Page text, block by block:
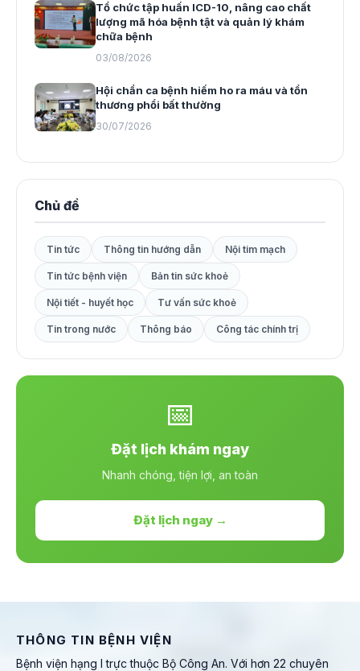
Tổ chức tập huấn ICD-10, nâng cao chất
lượng mã hóa bệnh tật và quản lý khám
chữa bệnh
03/08/2026
Hội chẩn ca bệnh hiếm ho ra máu và tổn
thương phổi bất thường
30/07/2026
Chủ đề
Tin tức Thông tin hướng dẫn Nội tim mạch
Tin tức bệnh viện Bản tin sức khoẻ
Nội tiết - huyết học Tư vấn sức khoẻ
Tin trong nước Thông báo Công tác chính trị
📅
Đặt lịch khám ngay
Nhanh chóng, tiện lợi, an toàn
Đặt lịch ngay →
THÔNG TIN BỆNH VIỆN
Bệnh viện hạng I trực thuộc Bộ Công An. Với hơn 22 chuyên